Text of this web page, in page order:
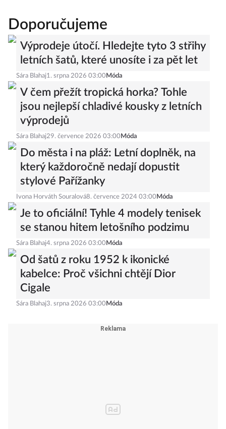
Doporučujeme
Výprodeje útočí. Hledejte tyto 3 střihy
letních šatů, které unosíte i za pět let
Sára Blahaj1. srpna 2026 03:00 Móda
V čem přežít tropická horka? Tohle
jsou nejlepší chladivé kousky z letních
výprodejů
Sára Blahaj29. července 2026 03:00 Móda
Do města i na pláž: Letní doplněk, na
který každoročně nedají dopustit
stylové Pařížanky
Ivona Horváth Souralová8. července 2024 03:00 Móda
Je to oficiální! Tyhle 4 modely tenisek
se stanou hitem letošního podzimu
Sára Blahaj4. srpna 2026 03:00 Móda
Od šatů z roku 1952 k ikonické
kabelce: Proč všichni chtějí Dior
Cigale
Sára Blahaj3. srpna 2026 03:00 Móda